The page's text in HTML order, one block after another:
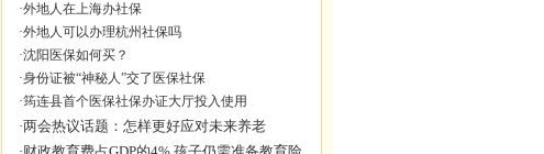
·外地人在上海办社保
·外地人可以办理杭州社保吗
·沈阳医保如何买？
·身份证被“神秘人”交了医保社保
·筠连县首个医保社保办证大厅投入使用